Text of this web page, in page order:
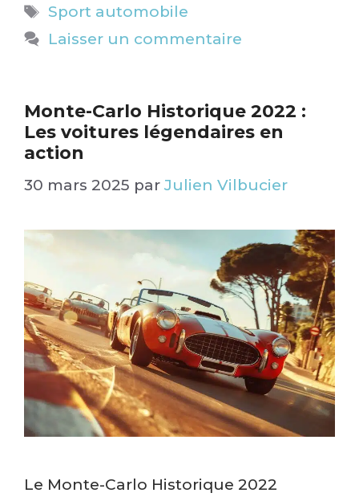
Étiquettes
Sport automobile
Laisser un commentaire
Monte-Carlo Historique 2022 :
Les voitures légendaires en
action​
30 mars 2025 par Julien Vilbucier
Le Monte-Carlo Historique 2022